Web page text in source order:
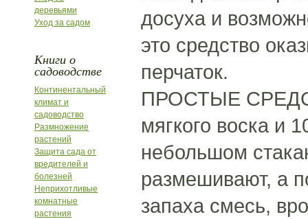
деревьями
Уход за садом
Книги о
садоводстве
Континентальный
климат и
садоводство
Размножение
растений
Защита сада от
вредителей и
болезней
Неприхотливые
комнатные
растения
досуха и
это средство
перчаток.
ПРОСТЫЕ
мягкого воска и
небольшом
размешивают, а
запаха смесь,